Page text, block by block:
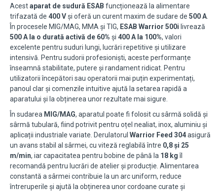
Acestaparat de sudură ESAB funcționează la alimentare
trifazată de 400 Vși oferă un curent maxim de sudare de 500 A
În procesele MIG/MAG, MMA și TIG, ESAB Warrior 500i livrează
500 A la o durată activă de 60% și 400 A la 100%, valori
excelente pentru suduri lungi, lucrări repetitive și utilizare
intensivă. Pentru sudorii profesioniști, aceste performanțe
înseamnă stabilitate, putere și randament ridicat. Pentru
utilizatorii începători sau operatorii mai puțin experimentați,
panoul clar și comenzile intuitive ajută la setarea rapidă a
aparatului și la obținerea unor rezultate mai sigure.
În sudarea MIG/MAG, aparatul poate fi folosit cu sârmă solidă și
sârmă tubulară, fiind potrivit pentru oțel nealiat, inox, aluminiu și
aplicații industriale variate. Derulatorul Warrior Feed 304asigură
un avans stabil al sârmei, cu viteză reglabilă între 0,8 și 25
m/min, iar capacitatea pentru bobine de până la 18 kgîl
recomandă pentru lucrări de atelier și producție. Alimentarea
constantă a sârmei contribuie la un arc uniform, reduce
întreruperile și ajută la obținerea unor cordoane curate și